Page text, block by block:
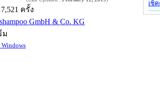
ครั้ง
GmbH & Co. KG
ม
Windows
เช็